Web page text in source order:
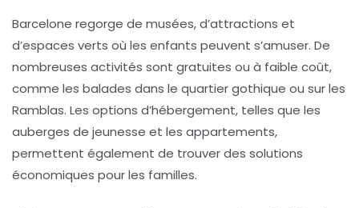
Barcelone regorge de musées, d’attractions et
d’espaces verts où les enfants peuvent s’amuser. De
nombreuses activités sont gratuites ou à faible coût,
comme les balades dans le quartier gothique ou sur les
Ramblas. Les options d’hébergement, telles que les
auberges de jeunesse et les appartements,
permettent également de trouver des solutions
économiques pour les familles.